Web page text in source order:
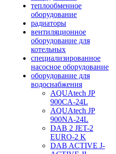
теплообменное
оборудование
радиаторы
вентиляционное
оборудование для
котельных
специализированное
насосное оборудование
оборудование для
водоснабжения
AQUAtech JP
900CA-24L
AQUAtech JP
900NA-24L
DAB 2 JET-2
EURO-2 K
DAB ACTIVE J-